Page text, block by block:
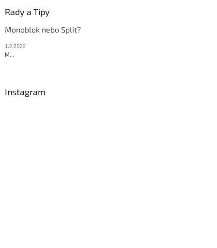
Rady a Tipy
Monoblok nebo Split?
1.2.2026
M...
Instagram